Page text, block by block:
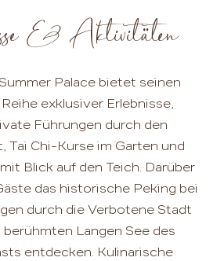
& Aktivitäten
Palace bietet seinen
exklusiver Erlebnisse,
Führungen durch den
Tai Chi-Kurse im Garten und
Blick auf den Teich. Darüber
das historische Peking bei
durch die Verbotene Stadt
berühmten Langen See des
entdecken. Kulinarische